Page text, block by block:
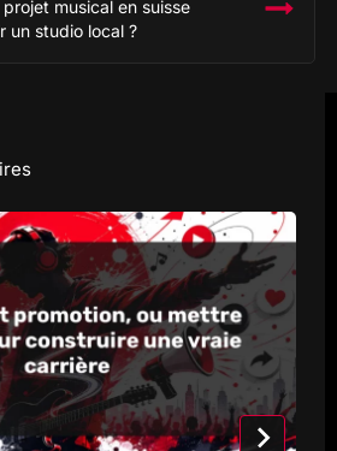
musical en suisse
un studio local ?